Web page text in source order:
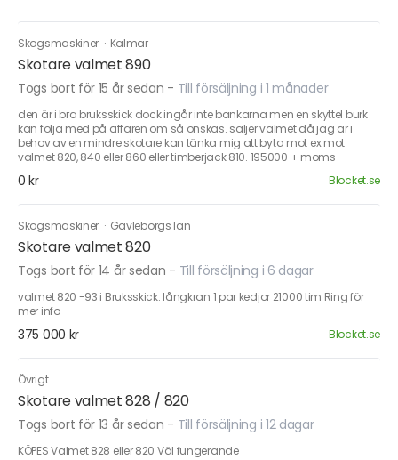
Skogsmaskiner · Kalmar
Skotare valmet 890
Togs bort för 15 år sedan - Till försäljning i 1 månader
den är i bra bruksskick dock ingår inte bankarna men en skyttel burk
kan följa med på affären om så önskas. säljer valmet då jag är i
behov av en mindre skotare kan tänka mig att byta mot ex mot
valmet 820, 840 eller 860 eller timberjack 810. 195000 + moms
0 kr Blocket.se
Skogsmaskiner · Gävleborgs län
Skotare valmet 820
Togs bort för 14 år sedan - Till försäljning i 6 dagar
valmet 820 -93 i Bruksskick. långkran 1 par kedjor 21000 tim Ring för
mer info
375 000 kr Blocket.se
Övrigt
Skotare valmet 828 / 820
Togs bort för 13 år sedan - Till försäljning i 12 dagar
KÖPES Valmet 828 eller 820 Väl fungerande